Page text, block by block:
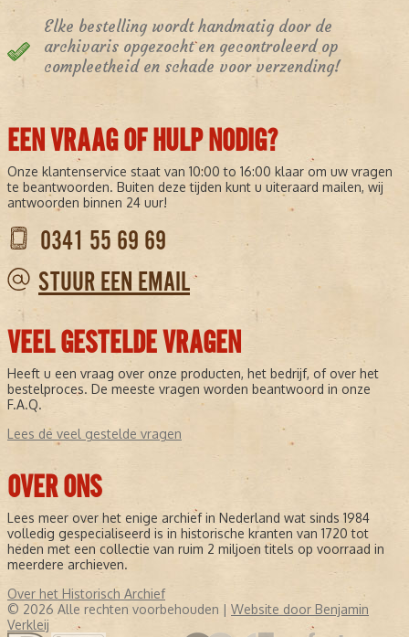
Elke bestelling wordt handmatig door de
archivaris opgezocht en gecontroleerd op
compleetheid en schade voor verzending!
EEN VRAAG OF HULP NODIG?
Onze klantenservice staat van 10:00 to 16:00 klaar om uw vragen
te beantwoorden. Buiten deze tijden kunt u uiteraard mailen, wij
antwoorden binnen 24 uur!
0341 55 69 69
STUUR EEN EMAIL
VEEL GESTELDE VRAGEN
Heeft u een vraag over onze producten, het bedrijf, of over het
bestelproces. De meeste vragen worden beantwoord in onze
F.A.Q.
Lees de veel gestelde vragen
OVER ONS
Lees meer over het enige archief in Nederland wat sinds 1984
volledig gespecialiseerd is in historische kranten van 1720 tot
heden met een collectie van ruim 2 miljoen titels op voorraad in
meerdere archieven.
Over het Historisch Archief
© 2026 Alle rechten voorbehouden | Website door Benjamin
Verkleij